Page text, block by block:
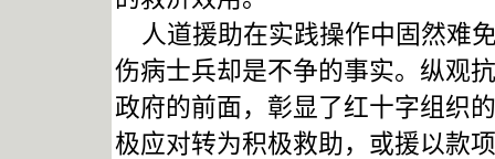
人道援助在实践操作中固然难
伤病士兵却是不争的事实。纵观
政府的前面，彰显了红十字组织
极应对转为积极救助，或援以款